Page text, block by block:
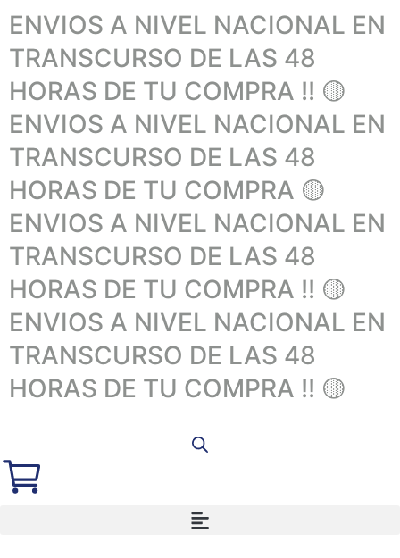
ENVIOS A NIVEL NACIONAL EN
TRANSCURSO DE LAS 48
HORAS DE TU COMPRA !! 🟡
ENVIOS A NIVEL NACIONAL EN
TRANSCURSO DE LAS 48
HORAS DE TU COMPRA 🟡
ENVIOS A NIVEL NACIONAL EN
TRANSCURSO DE LAS 48
HORAS DE TU COMPRA !! 🟡
ENVIOS A NIVEL NACIONAL EN
TRANSCURSO DE LAS 48
HORAS DE TU COMPRA !! 🟡